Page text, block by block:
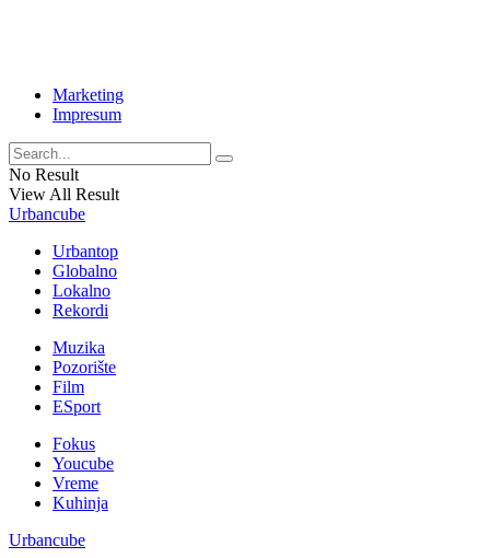
Marketing
Impresum
No Result
View All Result
Urbancube
Urbantop
Globalno
Lokalno
Rekordi
Muzika
Pozorište
Film
ESport
Fokus
Youcube
Vreme
Kuhinja
Urbancube